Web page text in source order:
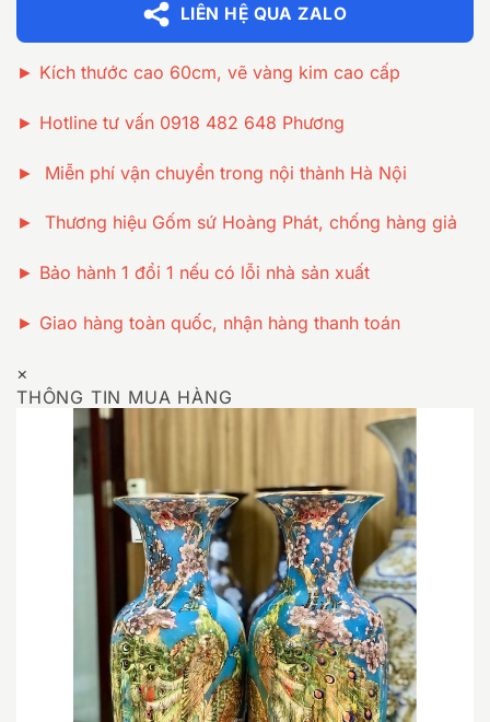
LIÊN HỆ QUA ZALO
► Kích thước cao 60cm, vẽ vàng kim cao cấp
► Hotline tư vấn 0918 482 648 Phương
► Miễn phí vận chuyển trong nội thành Hà Nội
► Thương hiệu Gốm sứ Hoàng Phát, chống hàng giả
► Bảo hành 1 đổi 1 nếu có lỗi nhà sản xuất
► Giao hàng toàn quốc, nhận hàng thanh toán
×
THÔNG TIN MUA HÀNG